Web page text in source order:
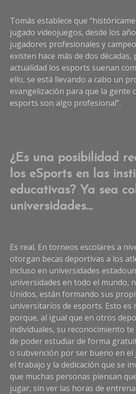
Tomás establece que
jugado videojuegos, desde los
jugadores profesionales y
existen hace más de dos décadas,
actualidad los esports suenan
ello, se está llevando a cabo un
evangelización para que la gente
esports son algo profesional”.
¿Es una posibilidad
los eSports en las
educativas? Ya sea
universidades…
Es real. En torneos escolares a
otorgan becas deportivas a los
incluso en universidades
universidades en todo el mundo,
Unidos, están formando sus
universitarios de esports. Esto es
porque, al igual que en otros
individuales, su reconocimiento
de poder estudiar de forma
o subvención por ser bueno en el
el trabajo y la dedicación que se
que muchas personas piensan
jugar, sin ver las horas de